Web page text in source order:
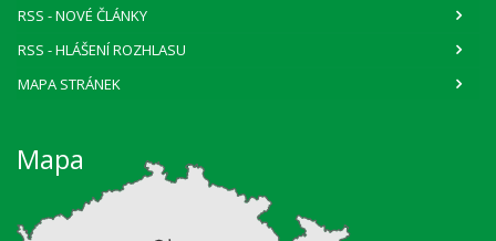
RSS - NOVÉ ČLÁNKY
RSS - HLÁŠENÍ ROZHLASU
MAPA STRÁNEK
Mapa